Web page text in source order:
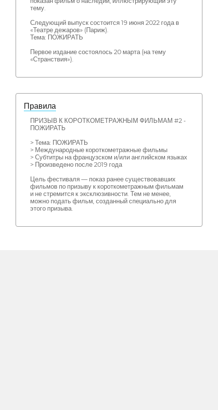
тему.
Следующий выпуск состоится 19 июня 2022 года в
«Театре дежаров» (Париж).
Тема: ПОЖИРАТЬ
Первое издание состоялось 20 марта (на тему
«Странствия»).
Правила
ПРИЗЫВ К КОРОТКОМЕТРАЖНЫМ ФИЛЬМАМ #2 -
ПОЖИРАТЬ
> Тема: ПОЖИРАТЬ
> Международные короткометражные фильмы
> Субтитры на французском и/или английском языках
> Произведено после 2019 года
Цель фестиваля — показ ранее существовавших
фильмов по призыву к короткометражным фильмам
и не стремится к эксклюзивности. Тем не менее,
можно подать фильм, созданный специально для
этого призыва.